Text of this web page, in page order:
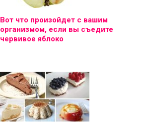
Вот что произойдет с вашим
организмом, если вы съедите
червивое яблоко